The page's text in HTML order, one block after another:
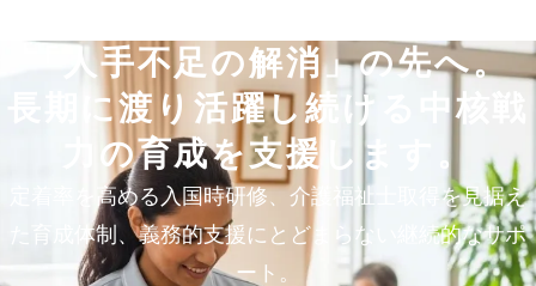
「人手不足の解消」の先へ。
長期に渡り活躍し続ける
中核戦
力の育成を支援します。
定着率を高める入国時研修、 介護福祉士取得を見据え
た育成体制、義務的支援にとどまらない継続的なサポ
ート。